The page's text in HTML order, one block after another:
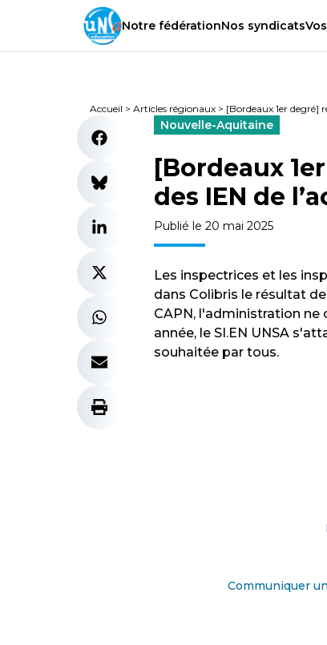
Notre fédérationNos syndicatsVos
Accueil > Articles régionaux > [Bordeaux 1er degré]
Nouvelle-Aquitaine
[Bordeaux
des IEN de
Publié le 20 mai 2025
Les inspectrices et les
dans Colibris le résultat
CAPN, l'administration
année, le SI.EN UNSA
souhaitée par tous.
Communiquer